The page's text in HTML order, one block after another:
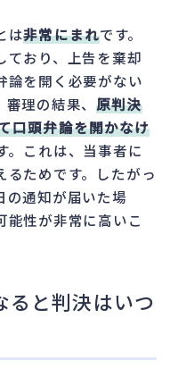
は非常にまれです。
ており、上告を棄却
論を開く必要がない
審理の結果、原判決
口頭弁論を開かなけ
。これは、当事者に
ためです。したがっ
の通知が届いた場
能性が非常に高いこ
ると判決はいつ